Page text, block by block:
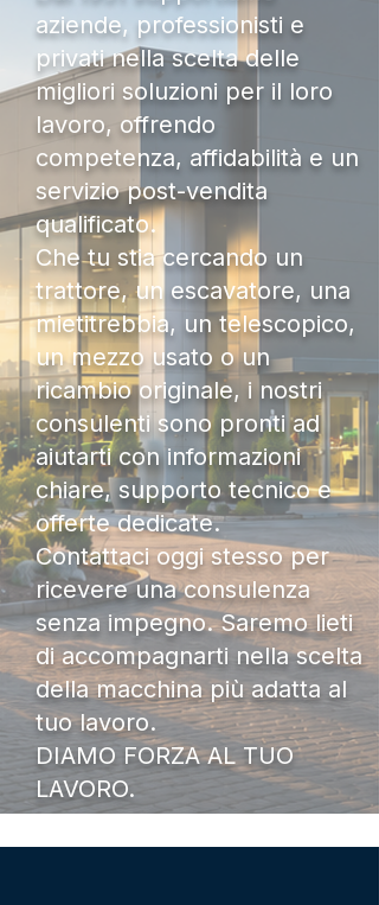
aziende, professionisti e
privati nella scelta delle
migliori soluzioni per il loro
lavoro, offrendo
competenza, affidabilità e un
servizio post-vendita
qualificato.
Che tu stia cercando un
trattore, un escavatore, una
mietitrebbia, un telescopico,
un mezzo usato o un
ricambio originale, i nostri
consulenti sono pronti ad
aiutarti con informazioni
chiare, supporto tecnico e
offerte dedicate.
Contattaci oggi stesso per
ricevere una consulenza
senza impegno. Saremo lieti
di accompagnarti nella scelta
della macchina più adatta al
tuo lavoro.
DIAMO FORZA AL TUO
LAVORO.